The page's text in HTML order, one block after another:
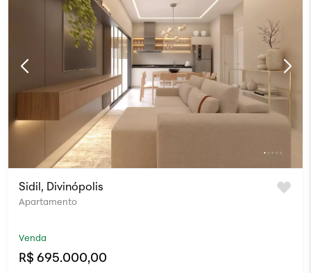
Sidil, Divinópolis
Apartamento
Venda
R$ 695.000,00